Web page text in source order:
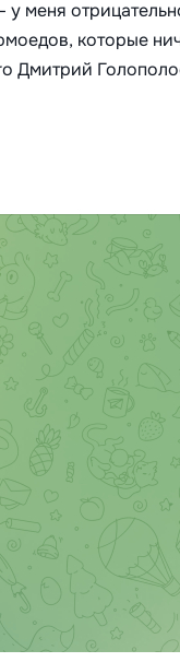
меня
которые
Дмитрий